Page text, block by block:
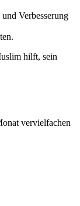
Verbesserung
hilft, sein
vervielfachen